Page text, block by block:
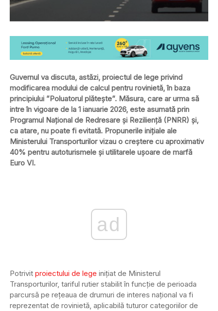
Guvernul va discuta, astăzi, proiectul de lege privind
modificarea modului de calcul pentru rovinietă, în baza
principiului ”Poluatorul plătește”. Măsura, care ar urma să
intre în vigoare de la 1 ianuarie 2026, este asumată prin
Programul Naţional de Redresare şi Rezilienţă (PNRR) şi,
ca atare, nu poate fi evitată. Propunerile inițiale ale
Ministerului Transporturilor vizau o creștere cu aproximativ
40% pentru autoturismele și utilitarele ușoare de marfă
Euro VI.
ad
Potrivit proiectului de lege inițiat de Ministerul
Transporturilor, tariful rutier stabilit în funcție de perioada
parcursă pe rețeaua de drumuri de interes național va fi
reprezentat de rovinietă, aplicabilă tuturor categoriilor de